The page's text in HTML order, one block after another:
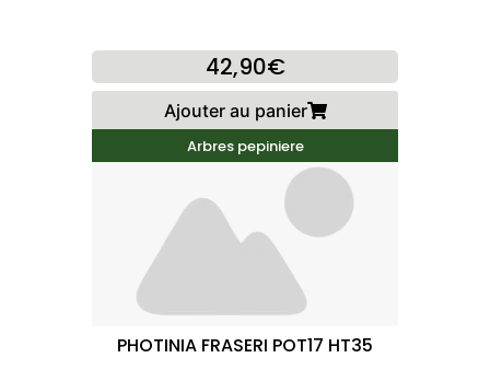
42,90€
Ajouter au panier
Arbres pepiniere
PHOTINIA FRASERI POT17 HT35